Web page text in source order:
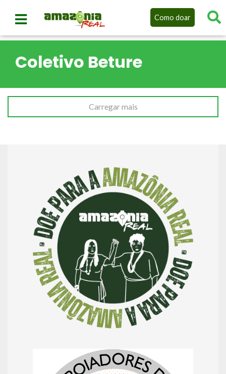
Como doar
Coletivo Beture
Carregar mais